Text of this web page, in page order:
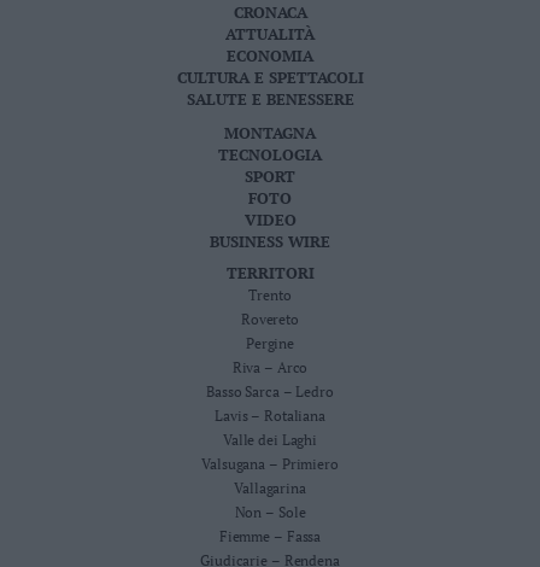
CRONACA
ATTUALITÀ
ECONOMIA
CULTURA E SPETTACOLI
SALUTE E BENESSERE
MONTAGNA
TECNOLOGIA
SPORT
FOTO
VIDEO
BUSINESS WIRE
TERRITORI
Trento
Rovereto
Pergine
Riva – Arco
Basso Sarca – Ledro
Lavis – Rotaliana
Valle dei Laghi
Valsugana – Primiero
Vallagarina
Non – Sole
Fiemme – Fassa
Giudicarie – Rendena